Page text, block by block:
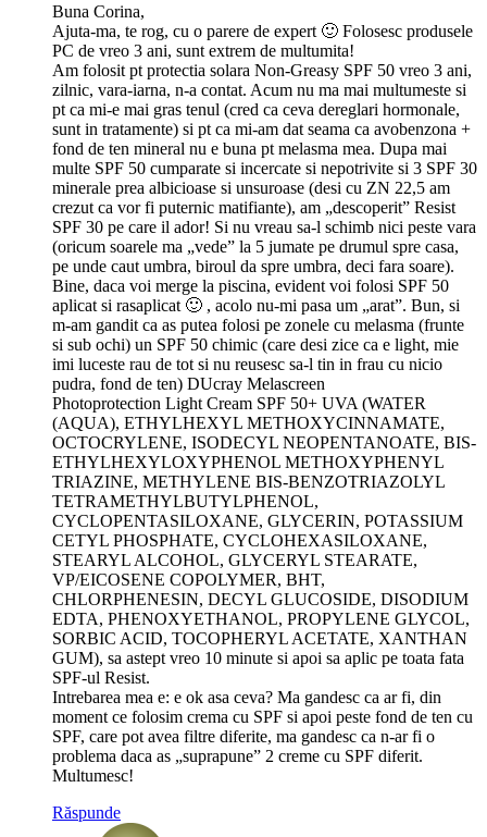
Buna Corina,
Ajuta-ma, te rog, cu o parere de expert 🙂 Folosesc produsele
PC de vreo 3 ani, sunt extrem de multumita!
Am folosit pt protectia solara Non-Greasy SPF 50 vreo 3 ani,
zilnic, vara-iarna, n-a contat. Acum nu ma mai multumeste si
pt ca mi-e mai gras tenul (cred ca ceva dereglari hormonale,
sunt in tratamente) si pt ca mi-am dat seama ca avobenzona +
fond de ten mineral nu e buna pt melasma mea. Dupa mai
multe SPF 50 cumparate si incercate si nepotrivite si 3 SPF 30
minerale prea albicioase si unsuroase (desi cu ZN 22,5 am
crezut ca vor fi puternic matifiante), am „descoperit” Resist
SPF 30 pe care il ador! Si nu vreau sa-l schimb nici peste vara
(oricum soarele ma „vede” la 5 jumate pe drumul spre casa,
pe unde caut umbra, biroul da spre umbra, deci fara soare).
Bine, daca voi merge la piscina, evident voi folosi SPF 50
aplicat si rasaplicat 🙂 , acolo nu-mi pasa um „arat”. Bun, si
m-am gandit ca as putea folosi pe zonele cu melasma (frunte
si sub ochi) un SPF 50 chimic (care desi zice ca e light, mie
imi luceste rau de tot si nu reusesc sa-l tin in frau cu nicio
pudra, fond de ten) DUcray Melascreen
Photoprotection Light Cream SPF 50+ UVA (WATER
(AQUA), ETHYLHEXYL METHOXYCINNAMATE,
OCTOCRYLENE, ISODECYL NEOPENTANOATE, BIS-
ETHYLHEXYLOXYPHENOL METHOXYPHENYL
TRIAZINE, METHYLENE BIS-BENZOTRIAZOLYL
TETRAMETHYLBUTYLPHENOL,
CYCLOPENTASILOXANE, GLYCERIN, POTASSIUM
CETYL PHOSPHATE, CYCLOHEXASILOXANE,
STEARYL ALCOHOL, GLYCERYL STEARATE,
VP/EICOSENE COPOLYMER, BHT,
CHLORPHENESIN, DECYL GLUCOSIDE, DISODIUM
EDTA, PHENOXYETHANOL, PROPYLENE GLYCOL,
SORBIC ACID, TOCOPHERYL ACETATE, XANTHAN
GUM), sa astept vreo 10 minute si apoi sa aplic pe toata fata
SPF-ul Resist.
Intrebarea mea e: e ok asa ceva? Ma gandesc ca ar fi, din
moment ce folosim crema cu SPF si apoi peste fond de ten cu
SPF, care pot avea filtre diferite, ma gandesc ca n-ar fi o
problema daca as „suprapune” 2 creme cu SPF diferit.
Multumesc!
Răspunde